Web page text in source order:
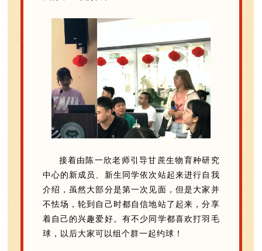
接着由陈一欣老师引导甘蔗生物育种研究
中心的新成员、新生同学依次站起来进行自我
介绍，虽然大部分是第一次见面，但是大家并
不怯场，轮到自己时都自信地站了起来，分享
着自己的兴趣爱好。有不少同学都喜欢打羽毛
球，以后大家可以组个群一起约球！